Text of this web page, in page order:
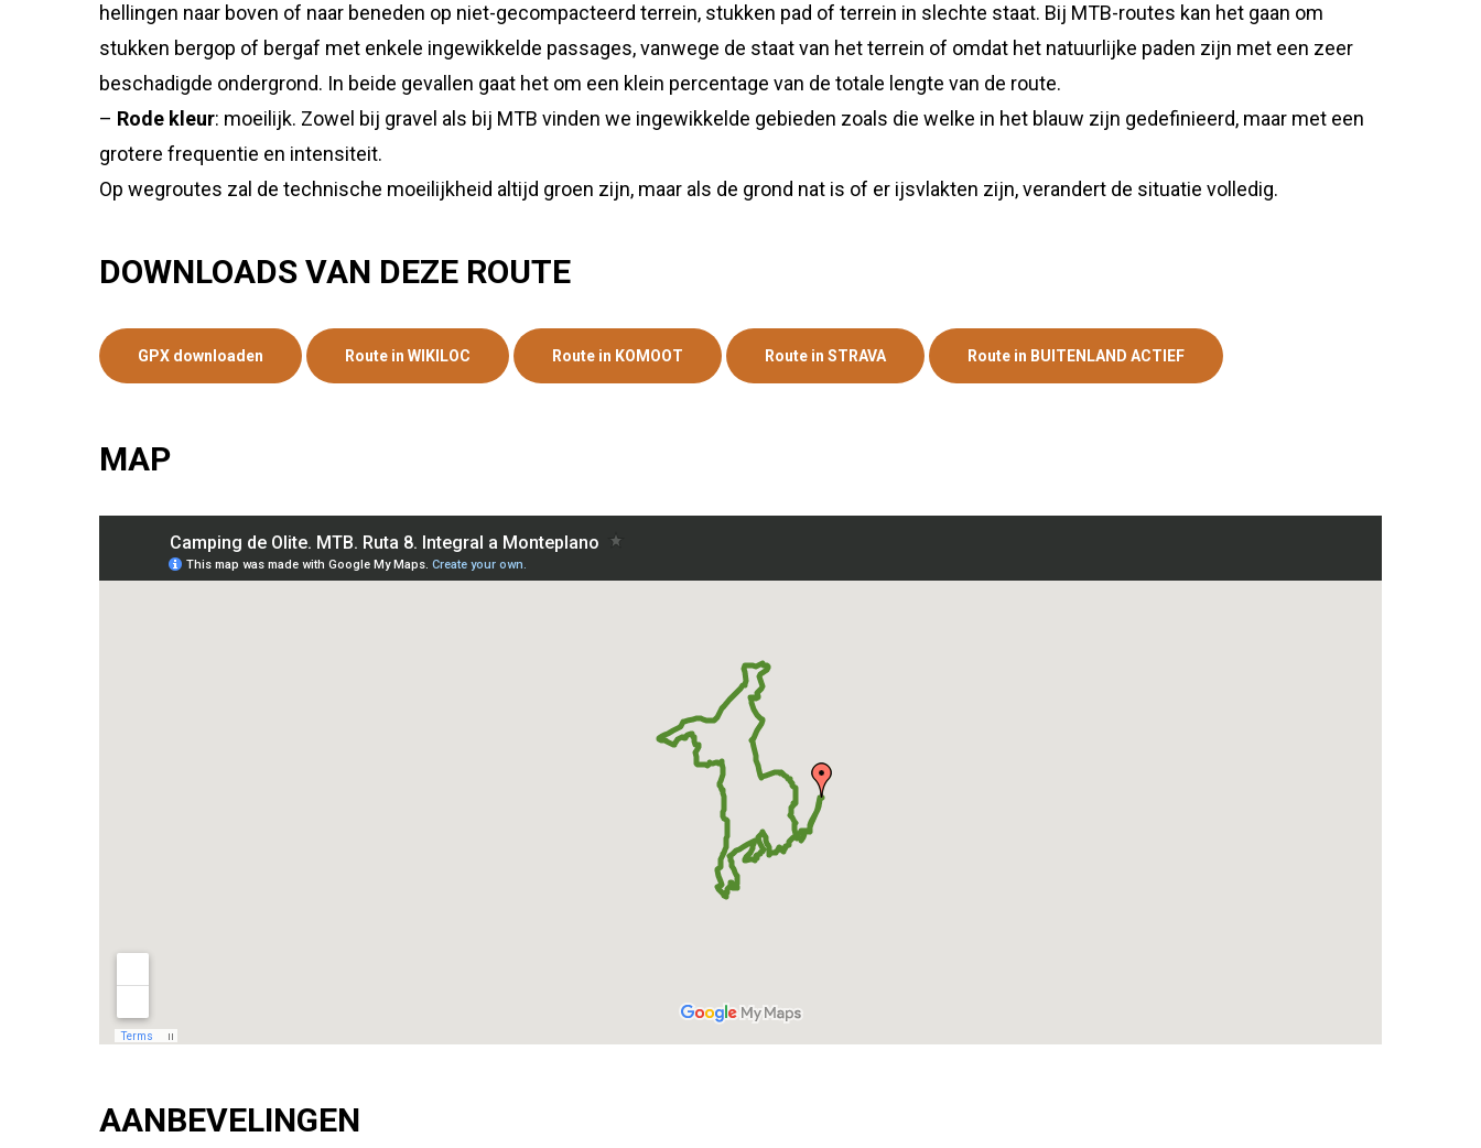
hellingen naar boven of naar beneden op niet-gecompacteerd terrein, stukken pad of terrein in slechte staat. Bij MTB-routes kan het gaan om
stukken bergop of bergaf met enkele ingewikkelde passages, vanwege de staat van het terrein of omdat het natuurlijke paden zijn met een zeer
beschadigde ondergrond. In beide gevallen gaat het om een klein percentage van de totale lengte van de route.
– Rode kleur: moeilijk. Zowel bij gravel als bij MTB vinden we ingewikkelde gebieden zoals die welke in het blauw zijn gedefinieerd, maar met een
grotere frequentie en intensiteit.
Op wegroutes zal de technische moeilijkheid altijd groen zijn, maar als de grond nat is of er ijsvlakten zijn, verandert de situatie volledig.
DOWNLOADS VAN DEZE ROUTE
GPX downloaden Route in WIKILOC Route in KOMOOT Route in STRAVA Route in BUITENLAND ACTIEF
MAP
AANBEVELINGEN